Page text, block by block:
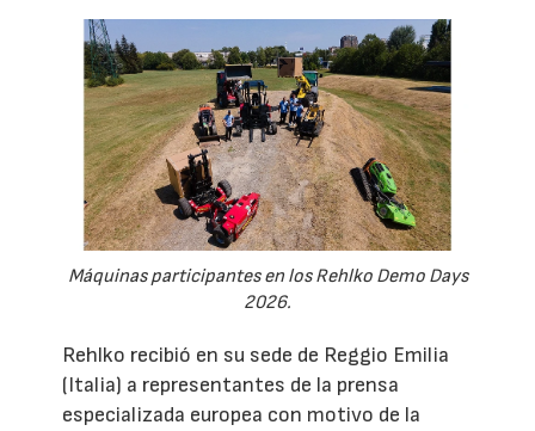
Máquinas participantes en los Rehlko Demo Days
2026.
Rehlko recibió en su sede de Reggio Emilia
(Italia) a representantes de la prensa
especializada europea con motivo de la